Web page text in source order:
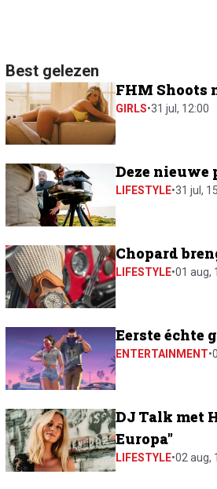
Best gelezen
FHM Shoots
GIRLS•31 jul, 12:00
Deze nieuwe
LIFESTYLE•31 jul,
Chopard
LIFESTYLE•01 aug,
Eerste échte
ENTERTAINMENT•
DJ Talk met
Europa"
LIFESTYLE•02 aug,